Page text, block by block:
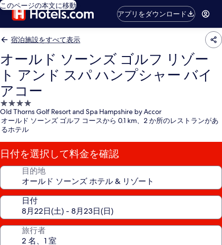
このページの本文に移動
アプリをダウンロード
宿泊施設をすべて表示
オールド ソーンズ ゴルフ リゾー
ト アンド スパ ハンプシャー バイ
アコー
4.0
つ
星
宿
泊
施
設
Old Thorns Golf Resort and Spa Hampshire by Accor
オールド ソーンズ ゴルフ コースから 0.1 km、2 か所のレストランがあ
るホテル
日付を選択して料金を確認
目的地
日付
旅行者